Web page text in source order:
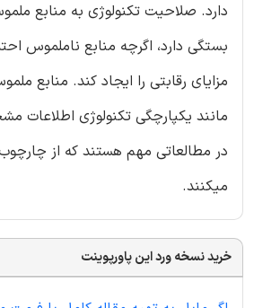
دارد. صلاحیت تکنولوژی به منابع
بستگی دارد، اگرچه منابع ناملموس
مزایای رقابتی را ایجاد کند. منابع
مانند یکپارچگی تکنولوژی
میکنند.
خرید نسخه ورد این پاورپوینت